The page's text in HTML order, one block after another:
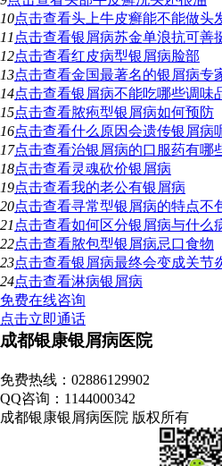
10点击查看头上牛皮癣能不能做头
11 点击查看银屑病苏金单浪抗可善
12点击查看红皮病型银屑病脸部
13点击查看金国最著名的银屑病专
14点击查看银屑病不能吃哪些调味
15点击查看脓疱型银屑病如何预防
16点击查看什么原因会遗传银屑病
17点击查看治银屑病的口服药有哪
18点击查看灵魂砍价银屑病
19点击查看我的老公有银屑病
20点击查看寻常型银屑病的特点不
21 点击查看如何区分银屑病与什么
22点击查看脓包型银屑病忌口食物
23点击查看银屑病最终会变成关节
24点击查看淋病银屑病
免费在线咨询
点击立即通话
成都银康银屑病医院
免费热线：02886129902
QQ咨询：1144000342
成都银康银屑病医院 版权所有